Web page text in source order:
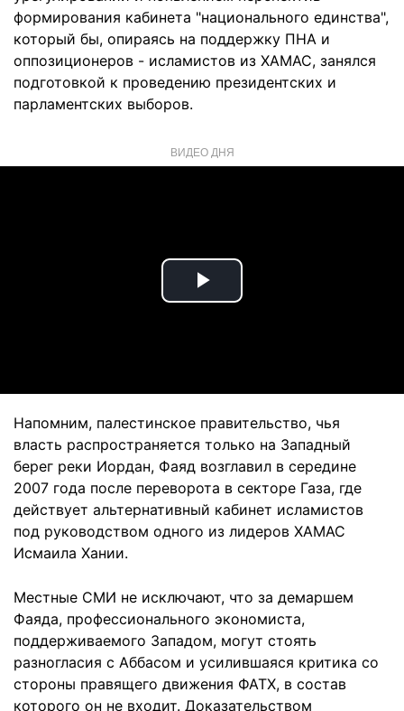
формирования кабинета "национального единства",
который бы, опираясь на поддержку ПНА и
оппозиционеров - исламистов из ХАМАС, занялся
подготовкой к проведению президентских и
парламентских выборов.
ВИДЕО ДНЯ
Play
Напомним, палестинское правительство, чья
власть распространяется только на Западный
берег реки Иордан, Фаяд возглавил в середине
2007 года после переворота в секторе Газа, где
действует альтернативный кабинет исламистов
под руководством одного из лидеров ХАМАС
Исмаила Хании.
Местные СМИ не исключают, что за демаршем
Фаяда, профессионального экономиста,
поддерживаемого Западом, могут стоять
разногласия с Аббасом и усилившаяся критика со
стороны правящего движения ФАТХ, в состав
которого он не входит. Доказательством